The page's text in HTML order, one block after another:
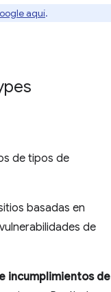
aquí.
de tipos de
basadas en
de
incumplimientos de